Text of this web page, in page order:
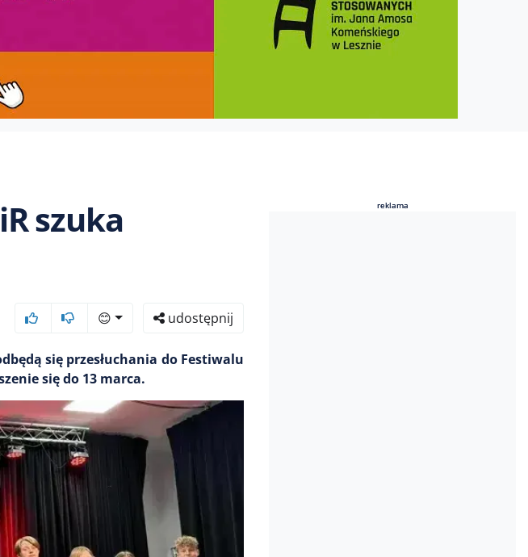
szuka
😊 udostępnij
się przesłuchania do Festiwalu
się do 13 marca.
reklama
reklama